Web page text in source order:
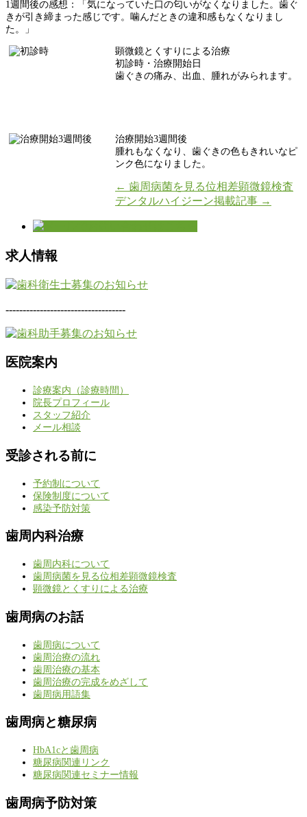
1週間後の感想：「気になっていた口の匂いがなくなりました。歯ぐ
きが引き締まった感じです。噛んだときの違和感もなくなりまし
た。」
顕微鏡とくすりによる治療
初診時・治療開始日
歯ぐきの痛み、出血、腫れがみられます。
治療開始3週間後
腫れもなくなり、歯ぐきの色もきれいなピ
ンク色になりました。
← 歯周病菌を見る位相差顕微鏡検査
デンタルハイジーン掲載記事 →
求人情報
-----------------------------------
医院案内
診療案内（診療時間）
院長プロフィール
スタッフ紹介
メール相談
受診される前に
予約制について
保険制度について
感染予防対策
歯周内科治療
歯周内科について
歯周病菌を見る位相差顕微鏡検査
顕微鏡とくすりによる治療
歯周病のお話
歯周病について
歯周治療の流れ
歯周治療の基本
歯周治療の完成をめざして
歯周病用語集
歯周病と糖尿病
HbA1cと歯周病
糖尿病関連リンク
糖尿病関連セミナー情報
歯周病予防対策